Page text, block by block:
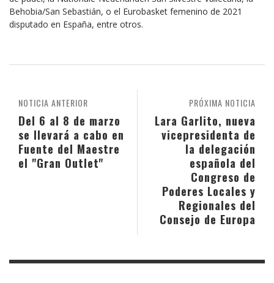
Behobia/San Sebastián, o el Eurobasket femenino de 2021
disputado en España, entre otros.
PRÓXIMA NOTICIA
Lara Garlito, nueva
vicepresidenta de
la delegación
española del
Congreso de
Poderes Locales y
Regionales del
Consejo de Europa
NOTICIA ANTERIOR
Del 6 al 8 de marzo
se llevará a cabo en
Fuente del Maestre
el "Gran Outlet"